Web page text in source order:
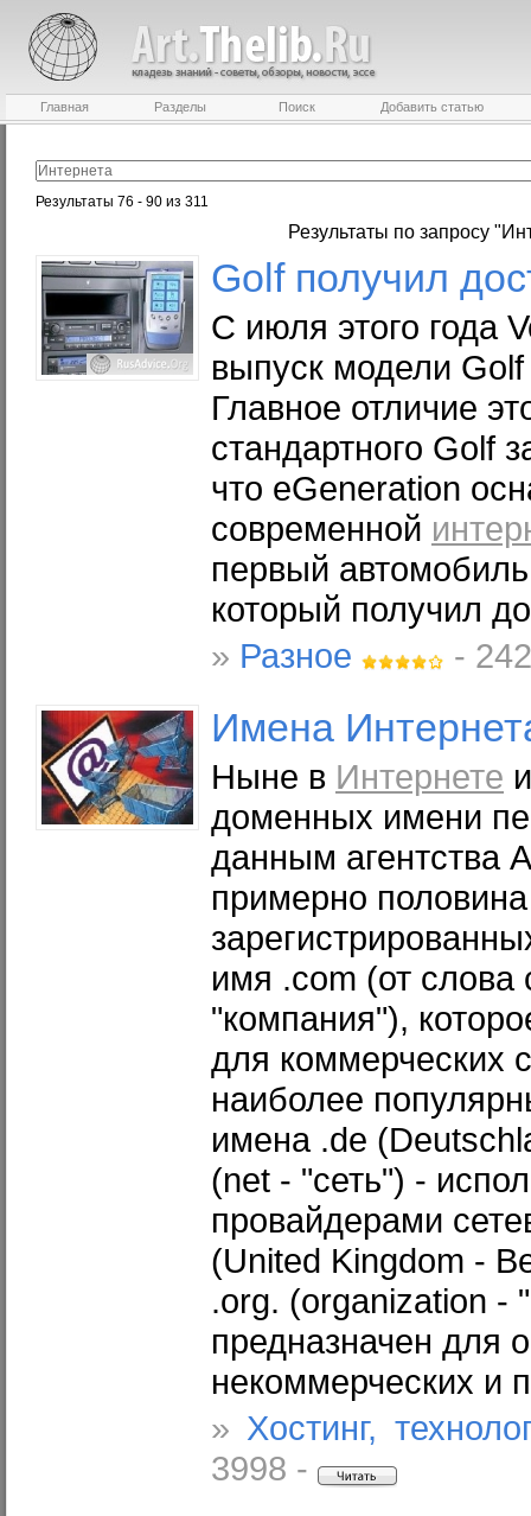
Главная Разделы Поиск Добавить статью
Результаты 76 - 90 из 311
Результаты по запросу
Golf получил
С июля этого года
выпуск модели
Главное отличие
стандартного Golf
что eGeneration
современной
первый автомобиль
который получил
» Разное -
Имена
Ныне в Интернете
доменных имени
данным агентства
примерно
имя .com (от слова
"компания"),
для коммерческих
наиболее
имена .de
(net - "сеть") -
провайдерами
(United Kingdom -
.org. (organization -
предназначен для
некоммерческих и
» Хостинг,
3998 -